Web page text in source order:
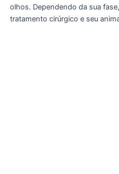
olhos. Dependendo da sua
tratamento cirúrgico e seu